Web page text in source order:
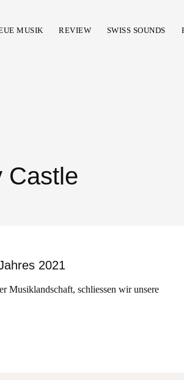
SWISS SOUNDS
REVIEW
MUSIK
Castle
2021
Musiklandschaft, schliessen wir unsere